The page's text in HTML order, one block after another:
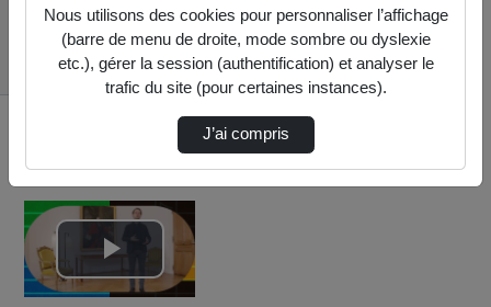
Accueil
Vidéos
5.4.2. L'avant et
l'après JOP pour la
Lire
Nous utilisons des cookies pour personnaliser l’affichage
(barre de menu de droite, mode sombre ou dyslexie
etc.), gérer la session (authentification) et analyser le
trafic du site (pour certaines instances).
J’ai compris